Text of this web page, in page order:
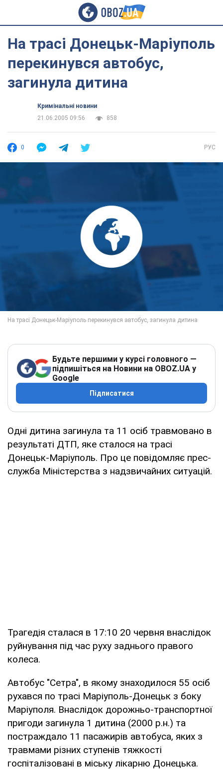
На трасі Донецьк-Маріуполь
перекинувся автобус,
загинула дитина
Кримінальні новини
21.06.2005 09:56
858
0 РУС
Будьте першими у курсі головного —
підпишіться на Новини на OBOZ.UA у
Google
Підписатися
Одні дитина загинула та 11 осіб травмовано в
результаті ДТП, яке сталося на трасі
Донецьк-Маріуполь. Про це повідомляє прес-
служба Міністерства з надзвичайних ситуацій.
Трагедія сталася в 17:10 20 червня внаслідок
руйнування під час руху заднього правого
колеса.
Автобус "Сетра", в якому знаходилося 55 осіб
рухався по трасі Маріуполь-Донецьк з боку
Маріуполя. Внаслідок дорожньо-транспортної
пригоди загинула 1 дитина (2000 р.н.) та
постраждало 11 пасажирів автобуса, яких з
травмами різних ступенів тяжкості
госпіталізовані в міську лікарню Донецька.